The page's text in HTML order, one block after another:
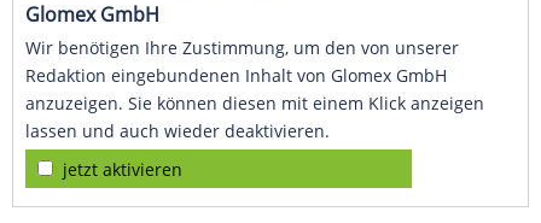
Glomex GmbH
Wir benötigen Ihre Zustimmung, um den von unserer
Redaktion eingebundenen Inhalt von Glomex GmbH
anzuzeigen. Sie können diesen mit einem Klick anzeigen
lassen und auch wieder deaktivieren.
jetzt aktivieren